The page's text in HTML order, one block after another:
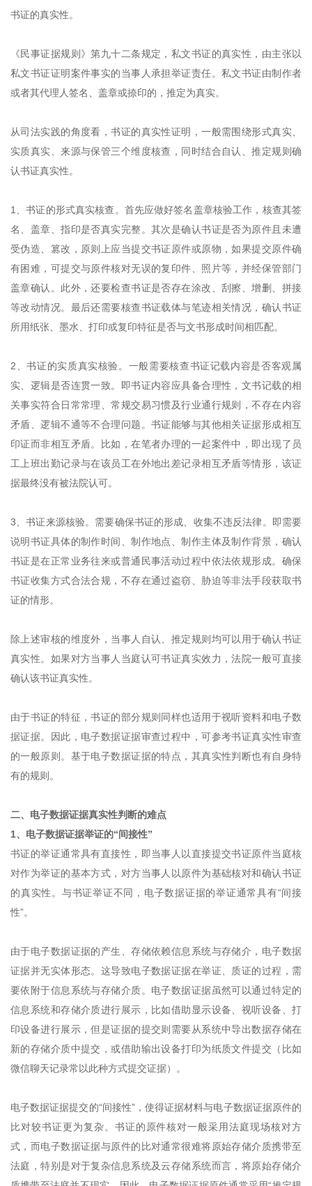
书证的真实性。
《民事证据规则》第九十二条规定，私文书证的真实性，由主张以
私文书证证明案件事实的当事人承担举证责任。私文书证由制作者
或者其代理人签名、盖章或捺印的，推定为真实。
从司法实践的角度看，书证的真实性证明，一般需围绕形式真实、
实质真实、来源与保管三个维度核查，同时结合自认、推定规则确
认书证真实性。
1、书证的形式真实核查。首先应做好签名盖章核验工作，核查其签
名、盖章、指印是否真实完整。其次是确认书证是否为原件且未遭
受伪造、篡改，原则上应当提交书证原件或原物，如果提交原件确
有困难，可提交与原件核对无误的复印件、照片等，并经保管部门
盖章确认。此外，还要检查书证是否存在涂改、刮擦、增删、拼接
等改动情况。最后还需要核查书证载体与笔迹相关情况，确认书证
所用纸张、墨水、打印或复印特征是否与文书形成时间相匹配。
2、书证的实质真实核验。一般需要核查书证记载内容是否客观属
实、逻辑是否连贯一致。即书证内容应具备合理性，文书记载的相
关事实符合日常常理、常规交易习惯及行业通行规则，不存在内容
矛盾、逻辑不通等不合理问题。书证能够与其他相关证据形成相互
印证而非相互矛盾。比如，在笔者办理的一起案件中，即出现了员
工上班出勤记录与在该员工在外地出差记录相互矛盾等情形，该证
据最终没有被法院认可。
3、书证来源核验。需要确保书证的形成、收集不违反法律。即需要
说明书证具体的制作时间、制作地点、制作主体及制作背景，确认
书证是在正常业务往来或普通民事活动过程中依法依规形成。确保
书证收集方式合法合规，不存在通过盗窃、胁迫等非法手段获取书
证的情形。
除上述审核的维度外，当事人自认、推定规则均可以用于确认书证
真实性。如果对方当事人当庭认可书证真实效力，法院一般可直接
确认该书证真实性。
由于书证的特征，书证的部分规则同样也适用于视听资料和电子数
据证据。因此，电子数据证据审查过程中，可参考书证真实性审查
的一般原则。基于电子数据证据的特点，其真实性判断也有自身特
有的规则。
二、电子数据证据真实性判断的难点
1、电子数据证据举证的“间接性”
书证的举证通常具有直接性，即当事人以直接提交书证原件当庭核
对作为举证的基本方式，对方当事人以原件为基础核对和确认书证
的真实性。与书证举证不同，电子数据证据的举证通常具有“间接
性”。
由于电子数据证据的产生、存储依赖信息系统与存储介，电子数据
证据并无实体形态。这导致电子数据证据在举证、质证的过程，需
要依附于信息系统与存储介质。电子数据证据虽然可以通过特定的
信息系统和存储介质进行展示，比如借助显示设备、视听设备、打
印设备进行展示，但是证据的提交则需要从系统中导出数据存储在
新的存储介质中提交，或借助输出设备打印为纸质文件提交（比如
微信聊天记录常以此种方式提交证据）。
电子数据证据提交的“间接性”，使得证据材料与电子数据证据原件的
比对较书证更为复杂。书证的原件核对一般采用法庭现场核对方
式，而电子数据证据与原件的比对通常很难将原始存储介质携带至
法庭，特别是对于复杂信息系统及云存储系统而言，将原始存储介